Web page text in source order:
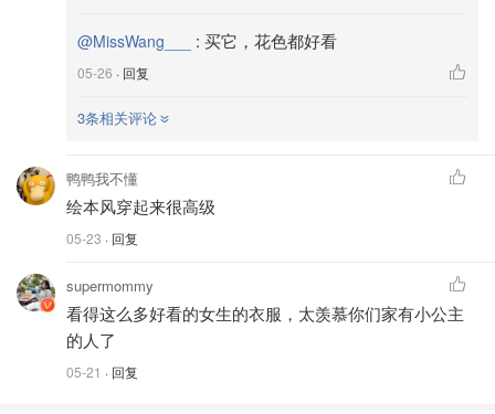
@MissWang___ : 买它，花色都好看
05-26 · 回复
3条相关评论
鸭鸭我不懂
绘本风穿起来很高级
05-23 · 回复
supermommy
看得这么多好看的女生的衣服，太羡慕你们家有小公主
的人了
05-21 · 回复